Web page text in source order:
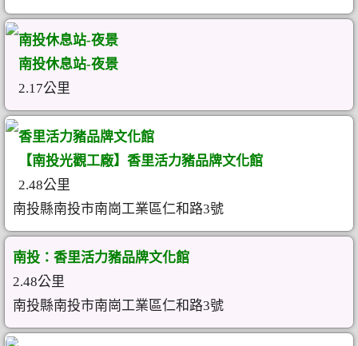
南投休息站-夜景
南投休息站-夜景
2.17公里
香里活力豬品牌文化館
【南投光觀工廠】香里活力豬品牌文化館
2.48公里
南投縣南投市南崗工業區仁和路3號
南投：香里活力豬品牌文化館
2.48公里
南投縣南投市南崗工業區仁和路3號